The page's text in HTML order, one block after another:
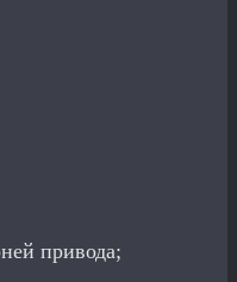
привода;